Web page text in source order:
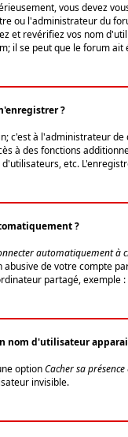
vous devez
ou l'administrateur du
et revérifiez vos nom
il se peut que le forum ait
?
c'est à l'administrateur
à des fonctions
etc.
?
automatiquement à
de votre compte
partagé, exemple
nom d'utilisateur
optionCacher sa
invisible.